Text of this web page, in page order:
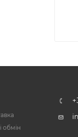
обмін